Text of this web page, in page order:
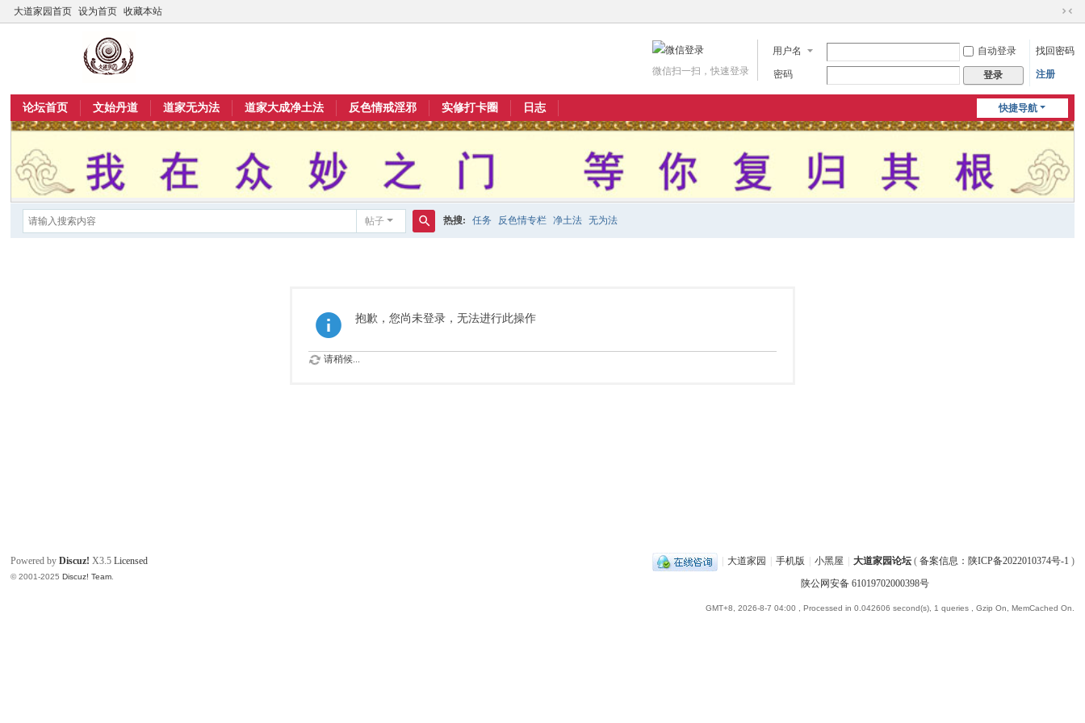
大道家园首页 设为首页 收藏本站
切
到
用户名 自动登录 找回密码
密码 登录 注册
微信扫一扫，快速登录
快捷导航
论坛首页 文始丹道 道家无为法 道家大成净土法 反色情戒淫邪 实修打卡圈 日志
帖子 热搜: 任务 反色情专栏 净土法 无为法
抱歉，您尚未登录，无法进行此操作
请稍候...
大道家园 手机版 小黑屋 大道家园论坛( 备案信息：陕ICP备2022010374号-1 )
陕公网安备 61019702000398号
GMT+8, 2026-8-7 04:00 , Processed in 0.042606 second(s), 1 queries , Gzip On, MemCached On.
Powered byDiscuz! X3.5 Licensed
© 2001-2025Discuz! Team